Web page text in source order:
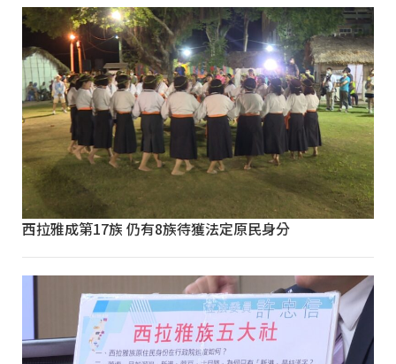
西拉雅成第17族 仍有8族待獲法定原民身分